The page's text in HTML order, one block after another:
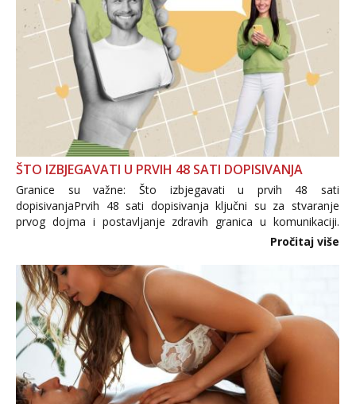
ŠTO IZBJEGAVATI U PRVIH 48 SATI DOPISIVANJA
Granice su važne: Što izbjegavati u prvih 48 sati
dopisivanjaPrvih 48 sati dopisivanja ključni su za stvaranje
prvog dojma i postavljanje zdravih granica u komunikaciji.
Važno je izbjeći prebrzo otkrivanje osobnih ili intimnih
informacija, jer nepoznata osoba još nije zaslužila to
povjerenje. Takođe...
Pročitaj više